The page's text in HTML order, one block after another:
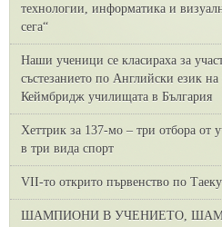
технологии, информатика и
сега“
Наши ученици се класираха за
състезанието по Английски език
Кеймбридж училищата в България
Хеттрик за 137-мо – три отбора от
в три вида спорт
VII-то открито първенство по
ШАМПИОНИ В УЧЕНИЕТО,